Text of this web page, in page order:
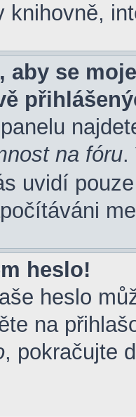
knihovně,
aby se
na fóru.
uvidí
heslo!
heslo
na
, pokračujte